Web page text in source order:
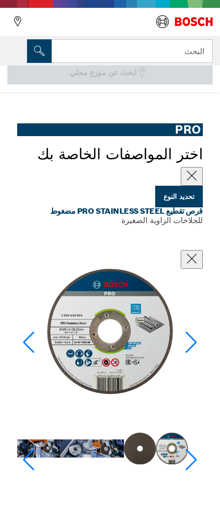
البحث
PRO
اختر المواصفات الخاصة بك
تحديد النوع
قرص تقطيع PRO STAINLESS STEEL مضغوط
للجلاخات الزاوية الصغيرة
المتغير الذي اخترته
قرص تقطيع PRO Stainless Steel مضغوط
ابحث عن موزع محلي